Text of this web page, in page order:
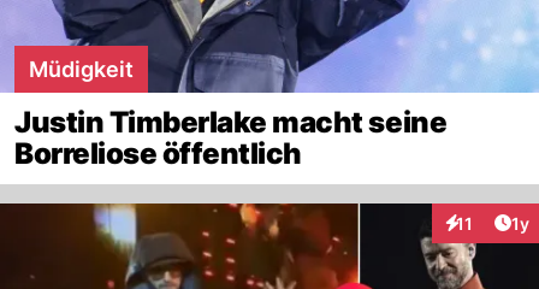
Müdigkeit
Justin Timberlake macht seine
Borreliose öffentlich
11 1y